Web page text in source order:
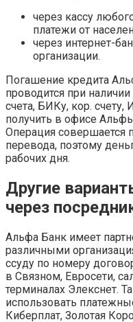
через кассу
платежи от
через интернет-
организации.
Погашение кредита
проводится при
счета, БИКу, кор.
получить в офисе
Операция совершается
перевода, поэтому
рабочих дня.
Другие
через
Альфа Банк имеет
различными
ссуду по номеру
в Связном, Евросети,
терминалах Элекснет.
использовать
Киберплат, Золотая